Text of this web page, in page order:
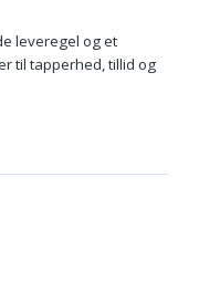
leveregel og et
til tapperhed, tillid og